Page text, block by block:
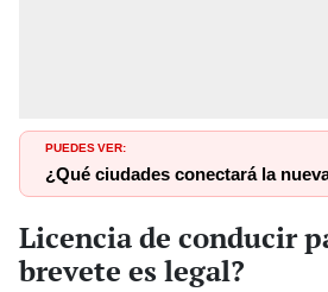
PUEDES VER:
¿Qué ciudades conectará la
Licencia de conducir
brevete es legal?